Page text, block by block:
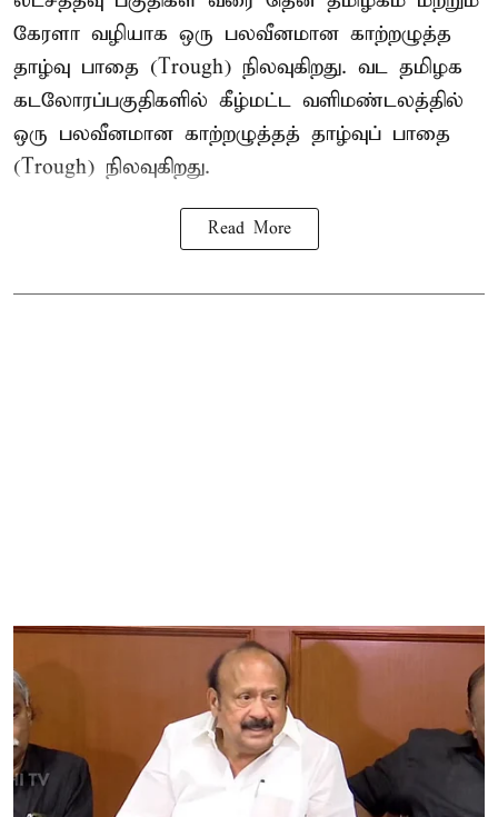
கேரளா வழியாக ஒரு பலவீனமான காற்றழுத்த
தாழ்வு பாதை (Trough) நிலவுகிறது. வட தமிழக
கடலோரப்பகுதிகளில் கீழ்மட்ட வளிமண்டலத்தில்
ஒரு பலவீனமான காற்றழுத்தத் தாழ்வுப் பாதை
(Trough) நிலவுகிறது.
Read More